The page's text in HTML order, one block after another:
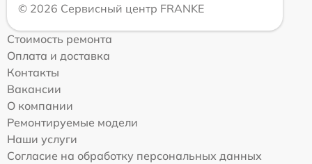
© 2026 Сервисный центр FRANKE
Стоимость ремонта
Оплата и доставка
Контакты
Вакансии
О компании
Ремонтируемые модели
Наши услуги
Согласие на обработку персональных данных